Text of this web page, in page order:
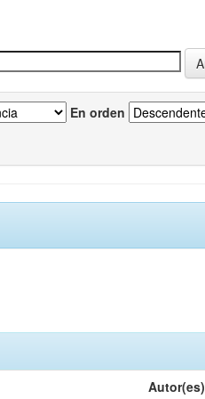
En orden
Autor(es)